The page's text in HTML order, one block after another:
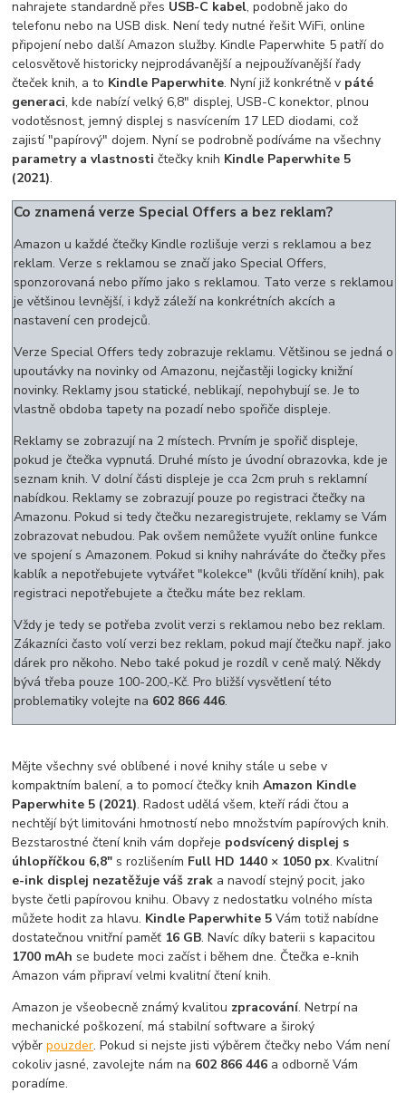
nahrajete standardně přes USB-C kabel, podobně jako do
telefonu nebo na USB disk. Není tedy nutné řešit WiFi, online
připojení nebo další Amazon služby. Kindle Paperwhite 5 patří do
celosvětově historicky nejprodávanější a nejpoužívanější řady
čteček knih, a to Kindle Paperwhite. Nyní již konkrétně v páté
generaci, kde nabízí velký 6,8" displej, USB-C konektor, plnou
vodotěsnost, jemný displej s nasvícením 17 LED diodami, což
zajistí "papírový" dojem. Nyní se podrobně podíváme na všechny
parametry a vlastnosti čtečky knih Kindle Paperwhite 5
(2021).
Co znamená verze Special Offers a bez reklam?
Amazon u každé čtečky Kindle rozlišuje verzi s reklamou a bez
reklam. Verze s reklamou se značí jako Special Offers,
sponzorovaná nebo přímo jako s reklamou. Tato verze s reklamou
je většinou levnější, i když záleží na konkrétních akcích a
nastavení cen prodejců.
Verze Special Offers tedy zobrazuje reklamu. Většinou se jedná o
upoutávky na novinky od Amazonu, nejčastěji logicky knižní
novinky. Reklamy jsou statické, neblikají, nepohybují se. Je to
vlastně obdoba tapety na pozadí nebo spořiče displeje.
Reklamy se zobrazují na 2 místech. Prvním je spořič displeje,
pokud je čtečka vypnutá. Druhé místo je úvodní obrazovka, kde je
seznam knih. V dolní části displeje je cca 2cm pruh s reklamní
nabídkou. Reklamy se zobrazují pouze po registraci čtečky na
Amazonu. Pokud si tedy čtečku nezaregistrujete, reklamy se Vám
zobrazovat nebudou. Pak ovšem nemůžete využít online funkce
ve spojení s Amazonem. Pokud si knihy nahráváte do čtečky přes
kablík a nepotřebujete vytvářet "kolekce" (kvůli třídění knih), pak
registraci nepotřebujete a čtečku máte bez reklam.
Vždy je tedy se potřeba zvolit verzi s reklamou nebo bez reklam.
Zákazníci často volí verzi bez reklam, pokud mají čtečku např. jako
dárek pro někoho. Nebo také pokud je rozdíl v ceně malý. Někdy
bývá třeba pouze 100-200,-Kč. Pro bližší vysvětlení této
problematiky volejte na 602 866 446.
Mějte všechny své oblíbené i nové knihy stále u sebe v
kompaktním balení, a to pomocí čtečky knihAmazon Kindle
Paperwhite 5 (2021). Radost udělá všem, kteří rádi čtou a
nechtějí být limitováni hmotností nebo množstvím papírových knih.
Bezstarostné čtení knih vám dopřeje podsvícený displej s
úhlopříčkou 6,8" s rozlišením Full HD 1440 × 1050 px. Kvalitní
e-ink displej nezatěžuje váš zrak a navodí stejný pocit, jako
byste četli papírovou knihu. Obavy z nedostatku volného místa
můžete hodit za hlavu. Kindle Paperwhite 5Vám totiž nabídne
dostatečnou vnitřní paměť 16 GB. Navíc díky baterii s kapacitou
1700 mAh se budete moci začíst i během dne. Čtečka e-knih
Amazon vám připraví velmi kvalitní čtení knih.
Amazon je všeobecně známý kvalitou zpracování. Netrpí na
mechanické poškození, má stabilní software a široký
výběrpouzder. Pokud si nejste jisti výběrem čtečky nebo Vám není
cokoliv jasné, zavolejte nám na 602 866 446 a odborně Vám
poradíme.